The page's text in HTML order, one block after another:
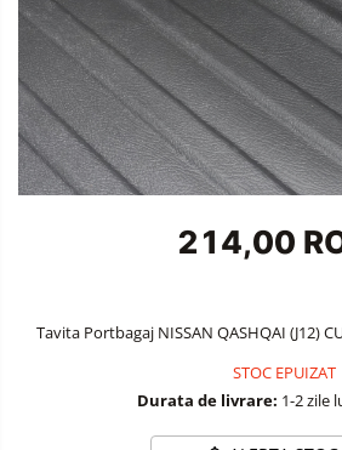
Carcasa Cheie
Accesorii Electronice Auto
Incarcatoare Auto
Accesorii pentru Roti si Anvelope
214,00
Tavita Portbagaj NISSAN QASHQAI (J12)
STOC EPUIZAT
Durata de livrare: 1-2 zile